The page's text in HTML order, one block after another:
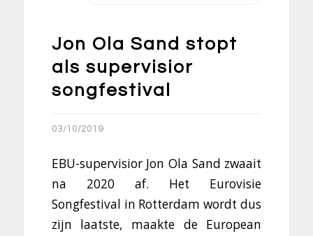
Jon Ola Sand stopt
als supervisior
songfestival
03/10/2019
EBU-supervisior Jon Ola Sand zwaait
na 2020 af. Het Eurovisie
Songfestival in Rotterdam wordt dus
zijn laatste, maakte de European